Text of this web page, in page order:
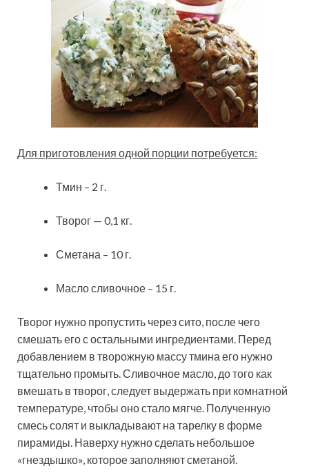
Для приготовления одной порции потребуется:
Тмин – 2 г.
Творог — 0,1 кг.
Сметана – 10 г.
Масло сливочное – 15 г.
Творог нужно пропустить через сито, после чего
смешать его с остальными ингредиентами. Перед
добавлением в творожную массу тмина его нужно
тщательно промыть. Сливочное масло, до того как
вмешать в творог, следует выдержать при комнатной
температуре, чтобы оно стало мягче. Полученную
смесь солят и выкладывают на тарелку в форме
пирамиды. Наверху нужно сделать небольшое
«гнездышко», которое заполняют сметаной.